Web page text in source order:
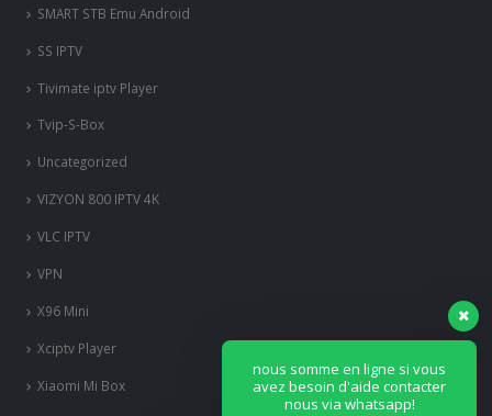
SMART STB Emu Android
SS IPTV
Tivimate iptv Player
Tvip-S-Box
Uncategorized
VIZYON 800 IPTV 4K
VLC IPTV
VPN
X96 Mini
Xciptv Player
Xiaomi Mi Box
nous somme en ligne si vous
avez besoin d'aide contacter
nous via whatsapp!